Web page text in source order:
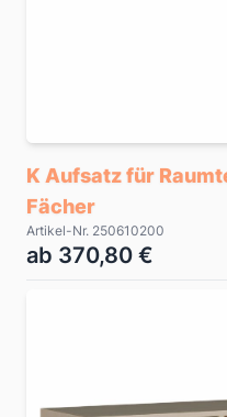
K Aufsatz für
Fächer
Artikel-Nr. 250610200
ab 370,80 €